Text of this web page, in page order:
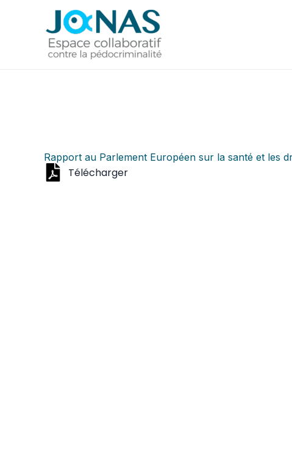
Rapport au Parlement Européen sur la santé et les
Télécharger